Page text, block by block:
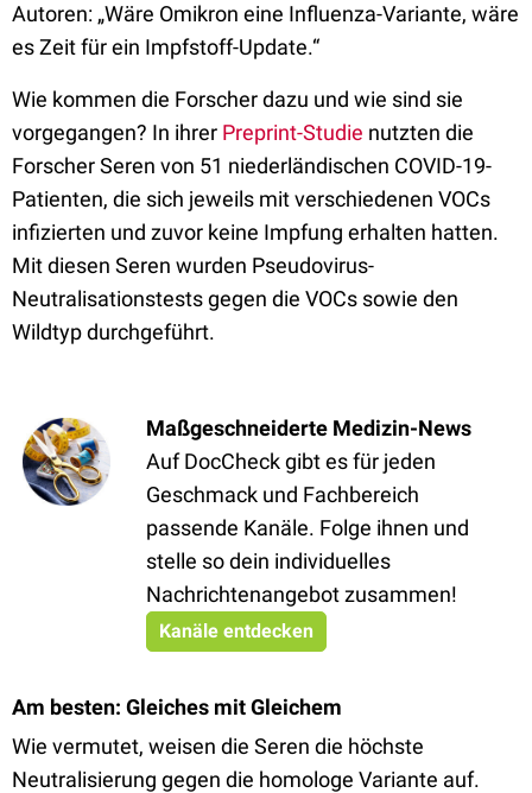
Autoren: „Wäre Omikron eine Influenza-Variante, wäre
es Zeit für ein Impfstoff-Update.“
Wie kommen die Forscher dazu und wie sind sie
vorgegangen? In ihrer Preprint-Studie nutzten die
Forscher Seren von 51 niederländischen COVID-19-
Patienten, die sich jeweils mit verschiedenen VOCs
infizierten und zuvor keine Impfung erhalten hatten.
Mit diesen Seren wurden Pseudovirus-
Neutralisationstests gegen die VOCs sowie den
Wildtyp durchgeführt.
Maßgeschneiderte Medizin-News
Auf DocCheck gibt es für jeden
Geschmack und Fachbereich
passende Kanäle. Folge ihnen und
stelle so dein individuelles
Nachrichtenangebot zusammen!
Kanäle entdecken
Am besten: Gleiches mit Gleichem
Wie vermutet, weisen die Seren die höchste
Neutralisierung gegen die homologe Variante auf.